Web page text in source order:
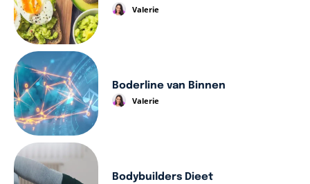
Valerie
Boderline van Binnen
Valerie
Bodybuilders Dieet